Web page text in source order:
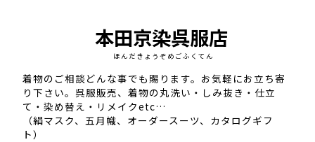
本田京染呉服店
ほんだきょうぞめごふくてん
着物のご相談どんな事でも賜ります。お気軽にお立ち寄
り下さい。呉服販売、着物の丸洗い・しみ抜き・仕立
て・染め替え・リメイクetc…
（絹マスク、五月幟、オーダースーツ、カタログギフ
ト）